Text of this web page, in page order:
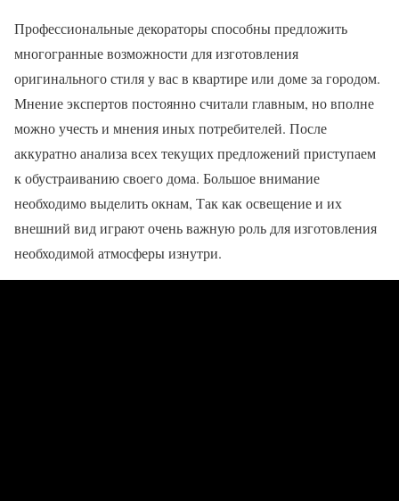
Профессиональные декораторы способны предложить
многогранные возможности для изготовления
оригинального стиля у вас в квартире или доме за городом.
Мнение экспертов постоянно считали главным, но вполне
можно учесть и мнения иных потребителей. После
аккуратно анализа всех текущих предложений приступаем
к обустраиванию своего дома. Большое внимание
необходимо выделить окнам, Так как освещение и их
внешний вид играют очень важную роль для изготовления
необходимой атмосферы изнутри.